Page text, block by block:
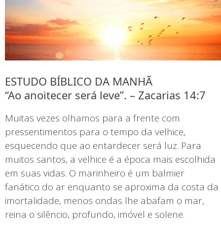
ESTUDO BÍBLICO DA MANHÃ
“Ao anoitecer será leve”. – Zacarias 14:7
Muitas vezes olhamos para a frente com
pressentimentos para o tempo da velhice,
esquecendo que ao entardecer será luz. Para
muitos santos, a velhice é a época mais escolhida
em suas vidas. O marinheiro é um balmier
fanático do ar enquanto se aproxima da costa da
imortalidade, menos ondas lhe abafam o mar,
reina o silêncio, profundo, imóvel e solene.